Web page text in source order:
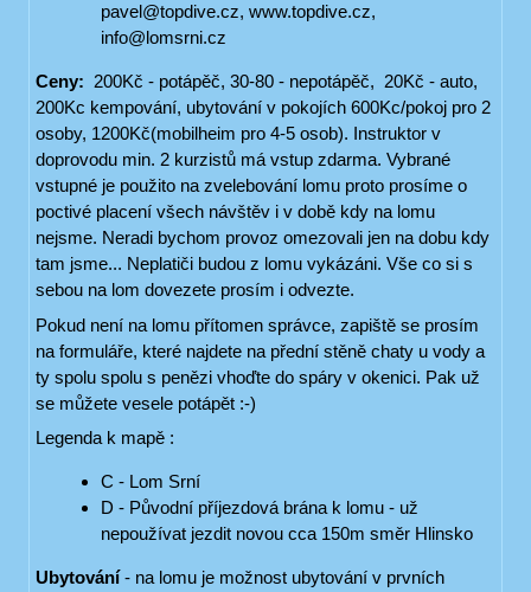
pavel@topdive.cz, www.topdive.cz,
info@lomsrni.cz
Ceny: 200Kč - potápěč, 30-80 - nepotápěč, 20Kč - auto,
200Kc kempování, ubytování v pokojích 600Kc/pokoj pro 2
osoby, 1200Kč(mobilheim pro 4-5 osob). Instruktor v
doprovodu min. 2 kurzistů má vstup zdarma. Vybrané
vstupné je použito na zvelebování lomu proto prosíme o
poctivé placení všech návštěv i v době kdy na lomu
nejsme. Neradi bychom provoz omezovali jen na dobu kdy
tam jsme... Neplatiči budou z lomu vykázáni. Vše co si s
sebou na lom dovezete prosím i odvezte.
Pokud není na lomu přítomen správce, zapiště se prosím
na formuláře, které najdete na přední stěně chaty u vody a
ty spolu spolu s penězi vhoďte do spáry v okenici. Pak už
se můžete vesele potápět :-)
Legenda k mapě :
C - Lom Srní
D - Původní příjezdová brána k lomu - už
nepoužívat jezdit novou cca 150m směr Hlinsko
Ubytování- na lomu je možnost ubytování v prvních